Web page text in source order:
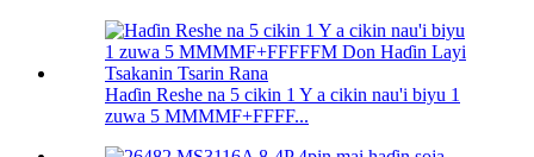
Haɗin Reshe na 5 cikin 1 Y a cikin nau'i biyu 1
zuwa 5 MMMMF+FFFF...